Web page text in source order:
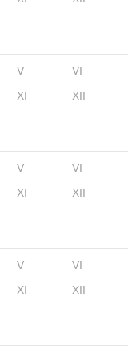
V
VI
XI XII
V
VI
XI XII
V
VI
XI XII